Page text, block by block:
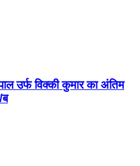
उर्फ विक्की कुमार का अंतिम
ब